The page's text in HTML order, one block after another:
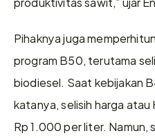
Pihaknya juga
program B50, terutama
biodiesel. Saat kebijakan
katanya, selisih harga
Rp 1.000 per liter. Namun,